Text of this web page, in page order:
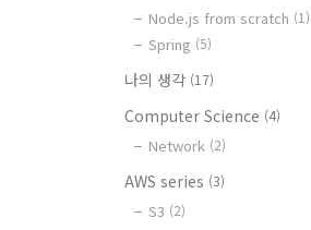
Node.js from scratch (1)
Spring (5)
나의 생각 (17)
Computer Science (4)
Network (2)
AWS series (3)
S3 (2)